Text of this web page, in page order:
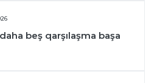
beş qarşılaşma başa